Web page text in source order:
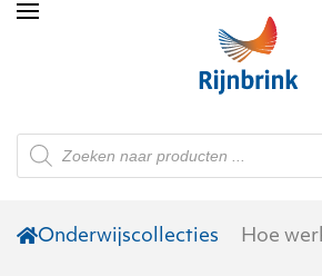
Skip to main content
Producten
zoeken
Onderwijscollecties Hoe